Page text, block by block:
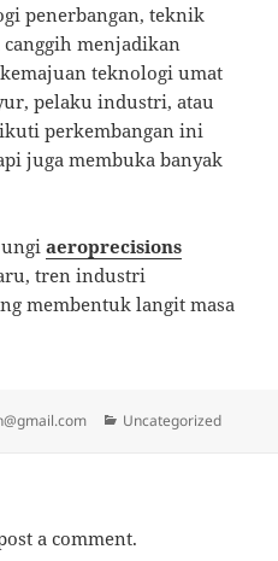
penerbangan, teknik
menjadikan
teknologi umat
pelaku industri, atau
perkembangan ini
juga membuka banyak
aeroprecisions
tren industri
membentuk langit masa
Categories
Uncategorized
a comment.